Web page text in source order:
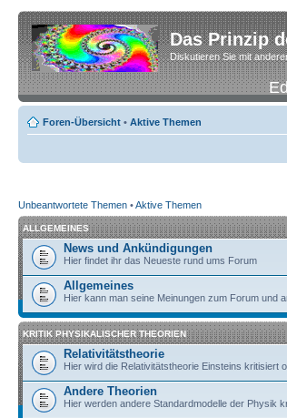
Das Prinzip
Diskutieren Sie mit
Foren-Übersicht • Aktive Themen
Unbeantwortete Themen •Aktive Themen
ALLGEMEINES
News und Ankündigungen
Hier findet ihr das Neueste rund ums Forum
Allgemeines
Hier kann man seine Meinungen zum Forum und
KRITIK PHYSIKALISCHER THEORIEN
Relativitätstheorie
Hier wird die Relativitätstheorie Einsteins kritisiert
Andere Theorien
Hier werden andere Standardmodelle der Physik